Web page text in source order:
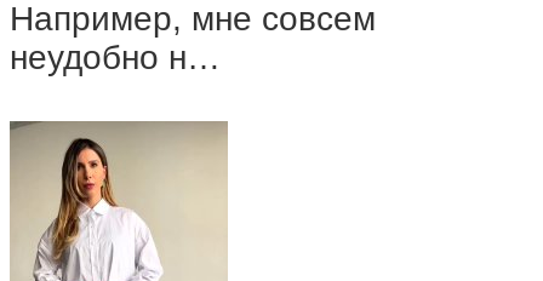
Например, мне совсем
неудобно н…